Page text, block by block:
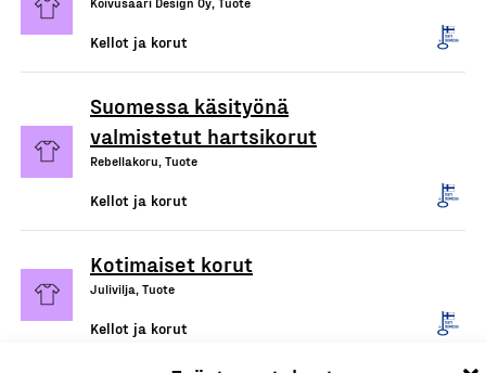
Kellot ja korut
Suomessa käsityönä
valmistetut hartsikorut
Rebellakoru, Tuote
Kellot ja korut
Kotimaiset korut
Julivilja, Tuote
Kellot ja korut